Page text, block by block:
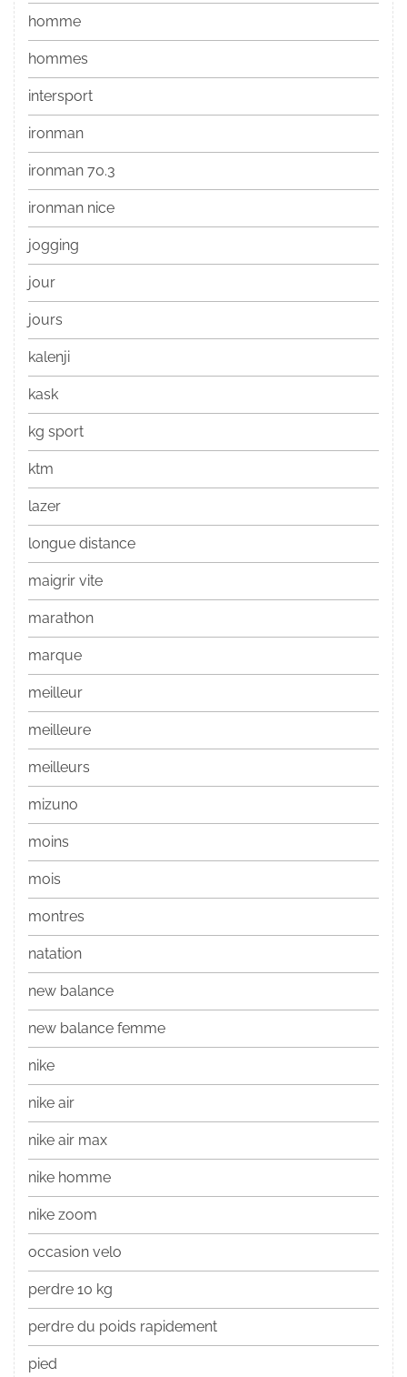
homme
hommes
intersport
ironman
ironman 70.3
ironman nice
jogging
jour
jours
kalenji
kask
kg sport
ktm
lazer
longue distance
maigrir vite
marathon
marque
meilleur
meilleure
meilleurs
mizuno
moins
mois
montres
natation
new balance
new balance femme
nike
nike air
nike air max
nike homme
nike zoom
occasion velo
perdre 10 kg
perdre du poids rapidement
pied